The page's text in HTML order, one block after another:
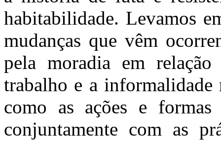
habitabilidade. Levamos
mudanças que vêm
pela moradia em relação
trabalho e a
como as ações e
conjuntamente com as